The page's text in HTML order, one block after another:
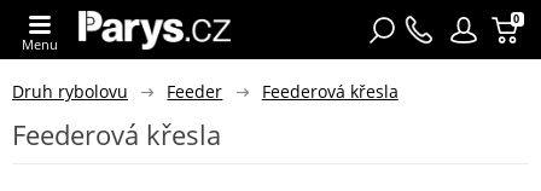
0
Menu
Druh rybolovu Feeder Feederová křesla
Feederová křesla